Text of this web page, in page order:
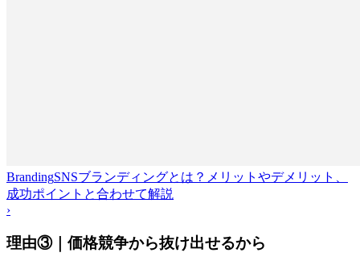
BrandingSNSブランディングとは？メリットやデメリット、
成功ポイントと合わせて解説
›
理由③｜価格競争から抜け出せるから